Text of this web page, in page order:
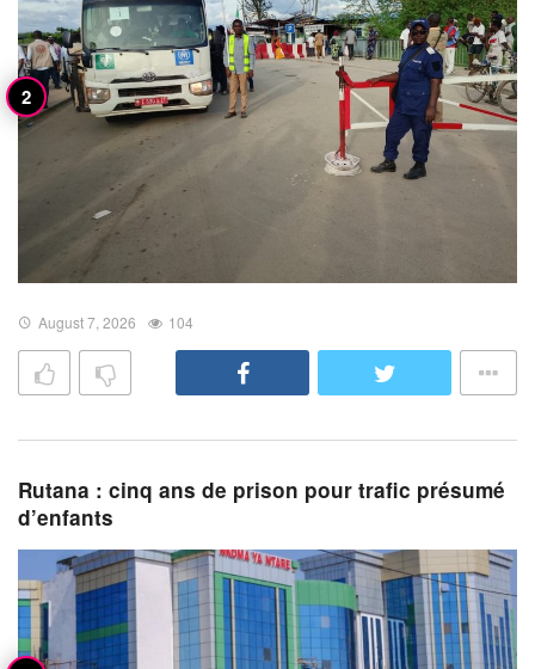
August 7, 2026 104
Rutana : cinq ans de prison pour trafic présumé
d’enfants